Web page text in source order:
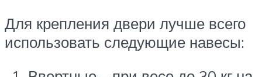
Для крепления двери лучше всего
использовать следующие навесы: